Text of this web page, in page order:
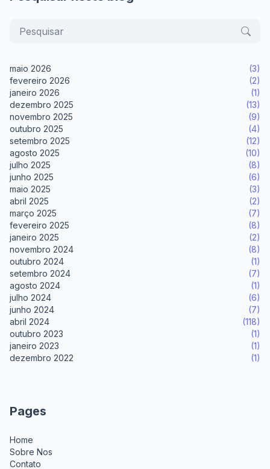
maio 2026
(3)
fevereiro 2026
(2)
janeiro 2026
(1)
dezembro 2025
(13)
novembro 2025
(9)
outubro 2025
(4)
setembro 2025
(12)
agosto 2025
(10)
julho 2025
(8)
junho 2025
(6)
maio 2025
(3)
abril 2025
(2)
março 2025
(7)
fevereiro 2025
(8)
janeiro 2025
(2)
novembro 2024
(8)
outubro 2024
(1)
setembro 2024
(7)
agosto 2024
(1)
julho 2024
(6)
junho 2024
(7)
abril 2024
(118)
outubro 2023
(1)
janeiro 2023
(1)
dezembro 2022
(1)
Pages
Home
Sobre Nos
Contato